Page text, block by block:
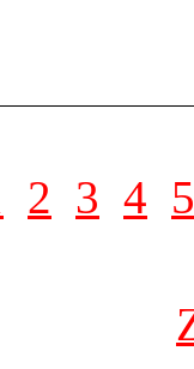
2 3 4 5